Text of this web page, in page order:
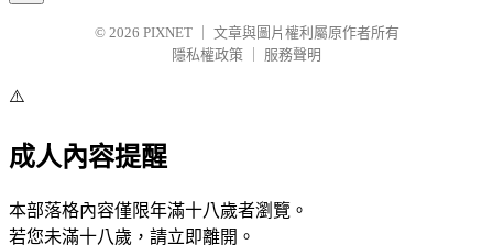
© 2026 PIXNET
文章與圖片權利屬原作者所有
隱私權政策
服務聲明
⚠️
成人內容提醒
本部落格內容僅限年滿十八歲者瀏覽。
若您未滿十八歲，請立即離開。